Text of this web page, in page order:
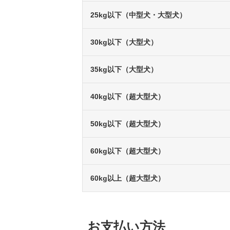
25kg以下（中型犬・大型犬）
30kg以下（大型犬）
35kg以下（大型犬）
40kg以下（超大型犬）
50kg以下（超大型犬）
60kg以下（超大型犬）
60kg以上（超大型犬）
お支払い方法